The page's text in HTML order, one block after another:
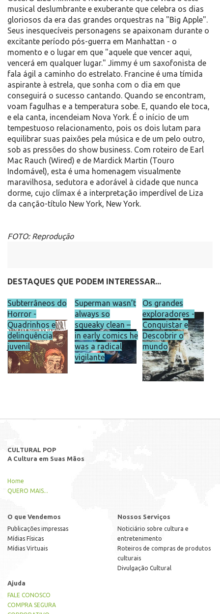
musical deslumbrante e exuberante que celebra os dias
gloriosos da era das grandes orquestras na "Big Apple".
Seus inesquecíveis personagens se apaixonam durante o
excitante período pós-guerra em Manhattan - o
momento e o lugar em que "aquele que vencer aqui,
vencerá em qualquer lugar." Jimmy é um saxofonista de
fala ágil a caminho do estrelato. Francine é uma tímida
aspirante à estrela, que sonha com o dia em que
conseguirá o sucesso cantando. Quando se encontram,
voam fagulhas e a temperatura sobe. E, quando ele toca,
e ela canta, incendeiam Nova York. É o início de um
tempestuoso relacionamento, pois os dois lutam para
equilibrar suas paixões pela música e de um pelo outro,
sob as pressões do show business. Com roteiro de Earl
Mac Rauch (Wired) e de Mardick Martin (Touro
Indomável), esta é uma homenagem visualmente
maravilhosa, sedutora e adorável à cidade que nunca
dorme, cujo clímax é a interpretação imperdível de Liza
da canção-título New York, New York.
FOTO: Reprodução
DESTAQUES QUE PODEM INTERESSAR...
Subterrâneos do
Horror -
Quadrinhos e
delinquência
juvenil
Superman wasn’t
always so
squeaky clean –
in early comics he
was a radical
vigilante
Os grandes
exploradores -
Conquistar e
Descobrir o
mundo
CULTURAL POP
A Cultura em Suas Mãos
Home
QUERO MAIS...
O que Vendemos
Publicações impressas
Mídias Físicas
Mídias Virtuais
Nossos Serviços
Noticiário sobre cultura e
entretenimento
Roteiros de compras de produtos
culturais
Divulgação Cultural
Ajuda
FALE CONOSCO
COMPRA SEGURA